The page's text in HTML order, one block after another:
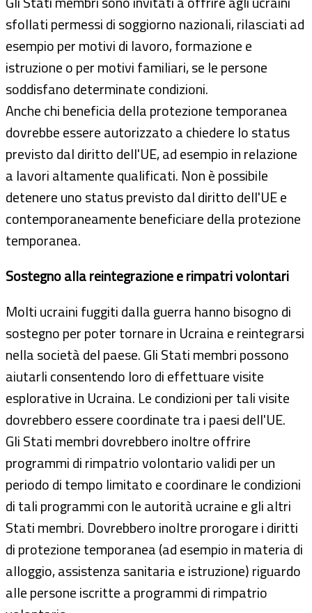
sfollati permessi di soggiorno nazionali, rilasciati ad
esempio per motivi di lavoro, formazione e
istruzione o per motivi familiari, se le persone
soddisfano determinate condizioni.
Anche chi beneficia della protezione temporanea
dovrebbe essere autorizzato a chiedere lo status
previsto dal diritto dell'UE, ad esempio in relazione
a lavori altamente qualificati. Non è possibile
detenere uno status previsto dal diritto dell'UE e
contemporaneamente beneficiare della protezione
temporanea.
Sostegno alla reintegrazione e rimpatri volontari
Molti ucraini fuggiti dalla guerra hanno bisogno di
sostegno per poter tornare in Ucraina e reintegrarsi
nella società del paese. Gli Stati membri possono
aiutarli consentendo loro di effettuare visite
esplorative in Ucraina. Le condizioni per tali visite
dovrebbero essere coordinate tra i paesi dell'UE.
Gli Stati membri dovrebbero inoltre offrire
programmi di rimpatrio volontario validi per un
periodo di tempo limitato e coordinare le condizioni
di tali programmi con le autorità ucraine e gli altri
Stati membri. Dovrebbero inoltre prorogare i diritti
di protezione temporanea (ad esempio in materia di
alloggio, assistenza sanitaria e istruzione) riguardo
alle persone iscritte a programmi di rimpatrio